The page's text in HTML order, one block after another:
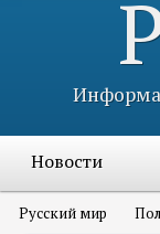
Новости
Русский мир